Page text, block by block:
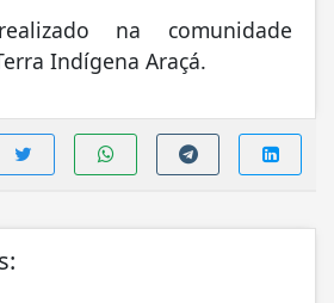
na comunidade
Indígena Araçá.